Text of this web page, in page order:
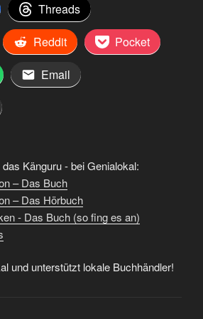
Threads
Reddit
Pocket
Email
Känguru - bei Genialokal:
– Das Buch
– Das Hörbuch
- Das Buch (so fing es an)
und unterstützt lokale Buchhändler!